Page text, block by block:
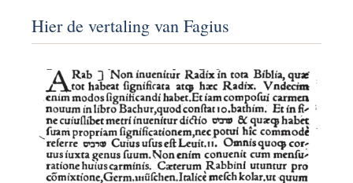
Hier de vertaling van Fagius